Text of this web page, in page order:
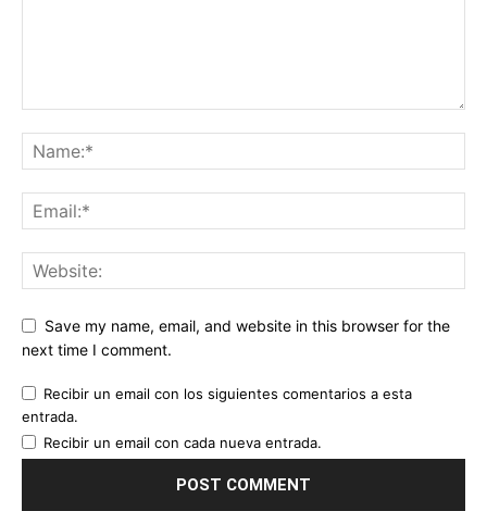
Save my name, email, and website in this browser for the
next time I comment.
Recibir un email con los siguientes comentarios a esta
entrada.
Recibir un email con cada nueva entrada.